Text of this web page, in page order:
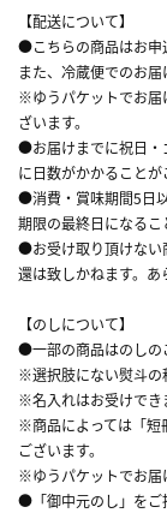
【配送について】
●こちらの商品はお申
また、冷蔵便でのお届
※ゆうパケットでお届
ざいます。
●お届けまでに祝日・
に日数がかかることが
●消費・賞味期間5日
期限の最終日になるこ
●お受け取り頂けない
還は致しかねます。あ
【のしについて】
●一部の商品はのしの
※選択肢にない熨斗の
※名入れはお受けでき
※商品によっては「短
ございます。
※ゆうパケットでお届
●「御中元のし」をご